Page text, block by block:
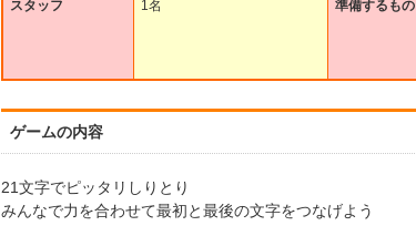
スタッフ 1名 準備するもの
ゲームの内容
21文字でピッタリしりとり
みんなで力を合わせて最初と最後の文字をつなげよう